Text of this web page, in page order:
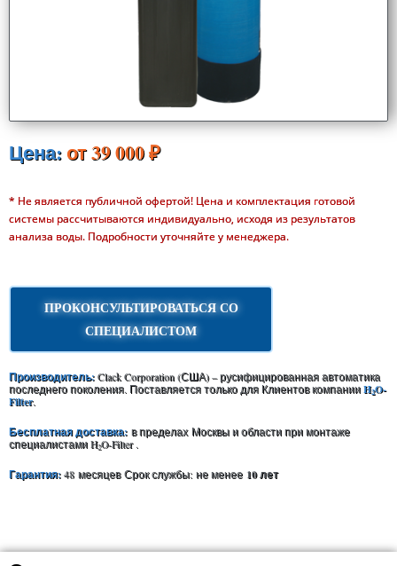
Цена:от 39 000 ₽
* Не является публичной офертой! Цена и комплектация готовой
системы рассчитываются индивидуально, исходя из результатов
анализа воды. Подробности уточняйте у менеджера.
ПРОКОНСУЛЬТИРОВАТЬСЯ СО
СПЕЦИАЛИСТОМ
Производитель: Clack Corporation (США) – русифицированная автоматика
последнего поколения. Поставляется только для Клиентов компании H2O-
Filter.
Бесплатная доставка: в пределах Москвы и области при монтаже
специалистами H2O-Filter .
Гарантия: 48 месяцев Срок службы: не менее 10 лет